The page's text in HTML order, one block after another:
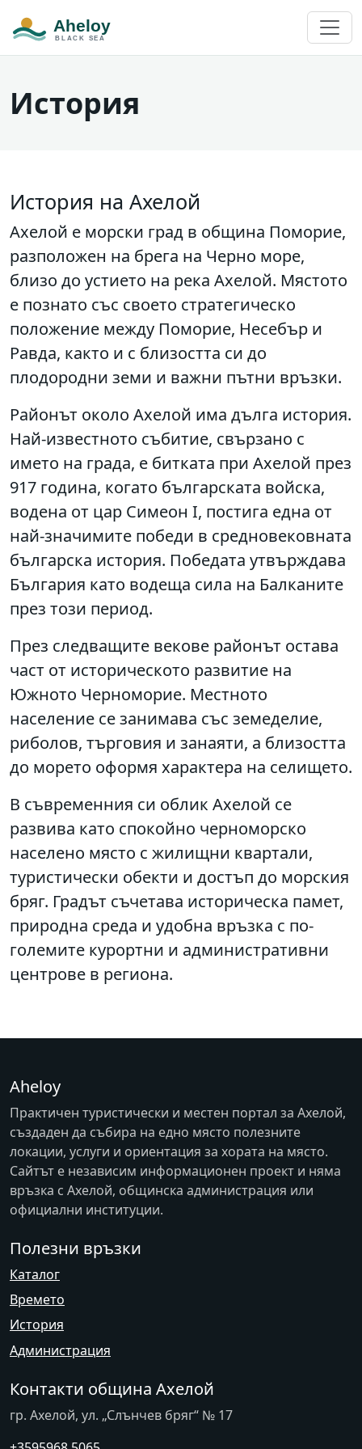
История
История на Ахелой
Ахелой е морски град в община Поморие,
разположен на брега на Черно море,
близо до устието на река Ахелой. Мястото
е познато със своето стратегическо
положение между Поморие, Несебър и
Равда, както и с близостта си до
плодородни земи и важни пътни връзки.
Районът около Ахелой има дълга история.
Най-известното събитие, свързано с
името на града, е битката при Ахелой през
917 година, когато българската войска,
водена от цар Симеон I, постига една от
най-значимите победи в средновековната
българска история. Победата утвърждава
България като водеща сила на Балканите
през този период.
През следващите векове районът остава
част от историческото развитие на
Южното Черноморие. Местното
население се занимава със земеделие,
риболов, търговия и занаяти, а близостта
до морето оформя характера на селището.
В съвременния си облик Ахелой се
развива като спокойно черноморско
населено място с жилищни квартали,
туристически обекти и достъп до морския
бряг. Градът съчетава историческа памет,
природна среда и удобна връзка с по-
големите курортни и административни
центрове в региона.
Aheloy
Практичен туристически и местен портал за Ахелой,
създаден да събира на едно място полезните
локации, услуги и ориентация за хората на място.
Сайтът е независим информационен проект и няма
връзка с Ахелой, общинска администрация или
официални институции.
Полезни връзки
Каталог
Времето
История
Администрация
Контакти община Ахелой
гр. Ахелой, ул. „Слънчев бряг“ № 17